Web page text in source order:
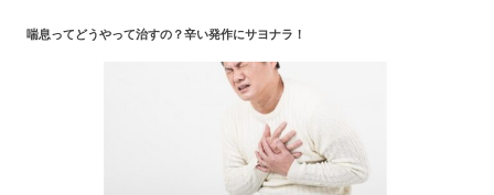
喘息ってどうやって治すの？辛い発作にサヨナラ！